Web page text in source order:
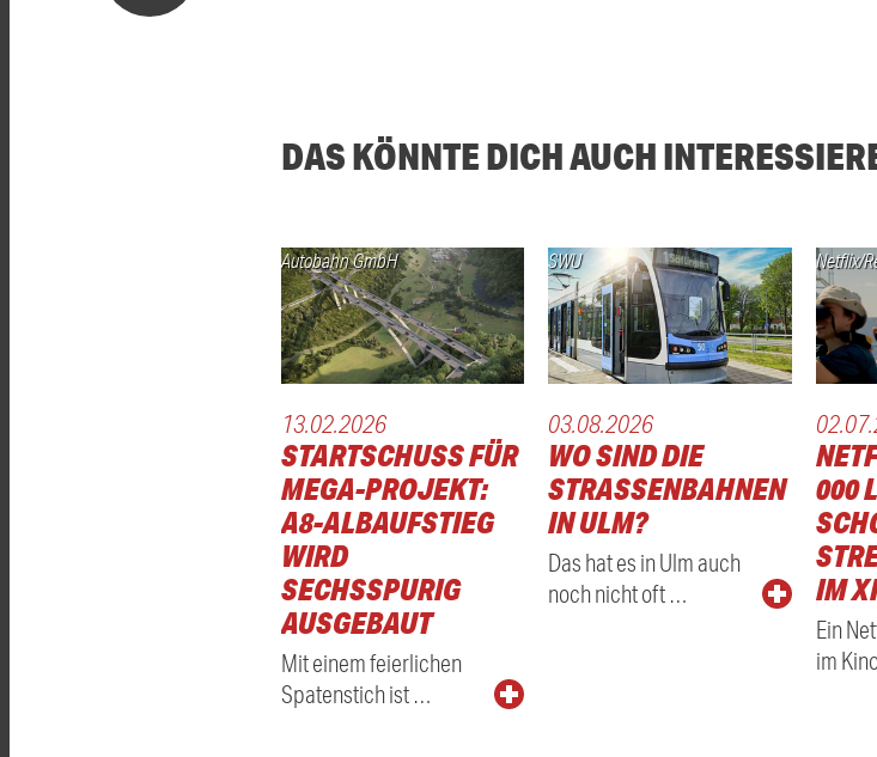
DAS KÖNNTE DICH AUCH
Autobahn GmbH
13.02.2026
STARTSCHUSS FÜR
MEGA-PROJEKT:
A8-ALBAUFSTIEG
WIRD
SECHSSPURIG
AUSGEBAUT
Mit einem feierlichen
Spatenstich ist …
SWU
03.08.2026
WO SIND DIE
STRASSENBAHNEN I
N ULM?
Das hat es in Ulm auch
noch nicht oft …
Netflix/
000
IM
Ein
im